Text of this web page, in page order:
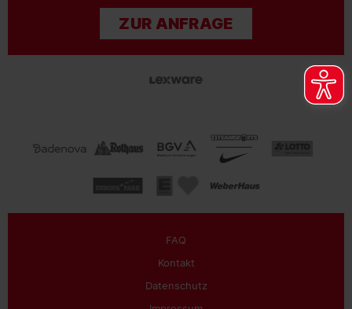
ZUR ANFRAGE
FAQ
Kontakt
Datenschutz